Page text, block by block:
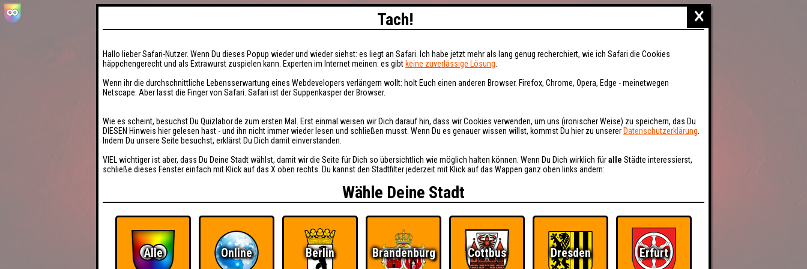
×
Tach!
Hallo lieber Safari-Nutzer. Wenn Du dieses Popup wieder und wieder siehst: es liegt an Safari. Ich habe jetzt mehr als lang genug recherchiert, wie ich Safari die Cookies
häppchengerecht und als Extrawurst zuspielen kann. Experten im Internet meinen: es gibt keine zuverlässige Lösung
Wenn ihr die durchschnittliche Lebensserwartung eines Webdevelopers verlängern wollt: holt Euch einen anderen Browser. Firefox, Chrome, Opera, Edge - meinetwegen
Netscape. Aber lasst die Finger von Safari. Safari ist der Suppenkasper der Browser.
Wie es scheint, besuchst Du Quizlabor.de zum ersten Mal. Erst einmal weisen wir Dich darauf hin, dass wir Cookies verwenden, um uns (ironischer Weise) zu speichern, das Du
DIESEN Hinweis hier gelesen hast - und ihn nicht immer wieder lesen und schließen musst. Wenn Du es genauer wissen willst, kommst Du hier zu unserer Datenschutzerklärung
Indem Du unsere Seite besuchst, erklärst Du Dich damit einverstanden.
VIEL wichtiger ist aber, dass Du Deine Stadt wählst, damit wir die Seite für Dich so übersichtlich wie möglich halten können. Wenn Du Dich wirklich füralle Städte interessierst,
schließe dieses Fenster einfach mit Klick auf das X oben rechts. Du kannst den Stadtfilter jederzeit mit Klick auf das Wappen ganz oben links ändern:
Wähle Deine Stadt
Alle Online Berlin Brandenburg Cottbus Dresden Erfurt